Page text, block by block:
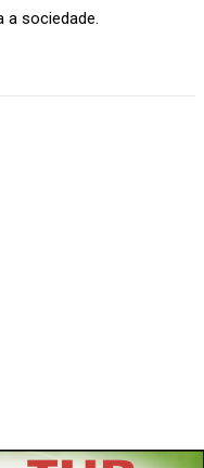
sociedade.